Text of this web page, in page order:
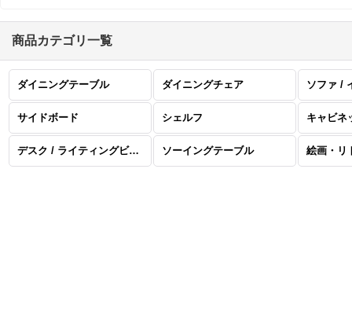
商品カテゴリ一覧
ダイニングテーブル ダイニングチェア ソファ /
サイドボード シェルフ キャビネ
デスク / ライティングビューロー ソーイングテーブル